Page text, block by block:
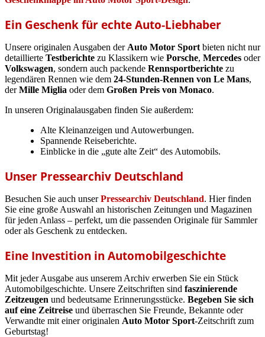
Ein Geschenk für echte Auto-Liebhaber
Unsere originalen Ausgaben der Auto Motor Sport bieten nicht nur
detaillierte Testberichte zu Klassikern wie Porsche, Mercedes oder
Volkswagen, sondern auch packende Rennsportberichte zu
legendären Rennen wie dem 24-Stunden-Rennen von Le Mans,
derMille Miglia oder dem Großen Preis von Monaco.
In unseren Originalausgaben finden Sie außerdem:
Alte Kleinanzeigen und Autowerbungen.
Spannende Reiseberichte.
Einblicke in die „gute alte Zeit“ des Automobils.
Unser Pressearchiv Deutschland
Besuchen Sie auch unserPressearchiv Deutschland. Hier finden
Sie eine große Auswahl an historischen Zeitungen und Magazinen
für jeden Anlass – perfekt, um die passenden Originale für Sammler
oder als Geschenk zu entdecken.
Eine Investition in Automobilgeschichte
Mit jeder Ausgabe aus unserem Archiv erwerben Sie ein Stück
Automobilgeschichte. Unsere Zeitschriften sind faszinierende
Zeitzeugen und bedeutsame Erinnerungsstücke. Begeben Sie sich
auf eine Zeitreise und überraschen Sie Freunde, Bekannte oder
Verwandte mit einer originalen Auto Motor Sport-Zeitschrift zum
Geburtstag!